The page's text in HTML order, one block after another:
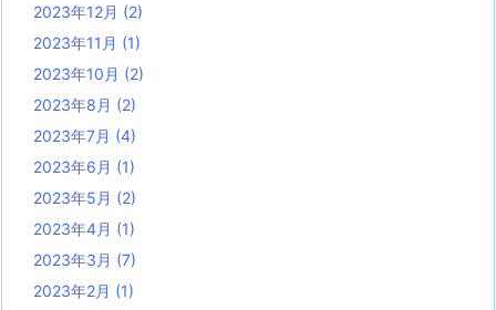
2023年12月 (2)
2023年11月 (1)
2023年10月 (2)
2023年8月 (2)
2023年7月 (4)
2023年6月 (1)
2023年5月 (2)
2023年4月 (1)
2023年3月 (7)
2023年2月 (1)